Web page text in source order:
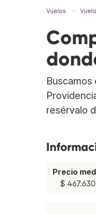
Vuelos
resérvalo
Precio
$ 467.630